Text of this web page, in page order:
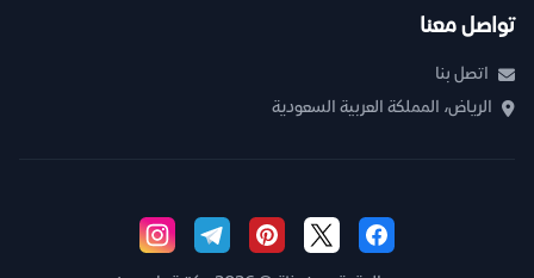
تواصل معنا
اتصل بنا
الرياض، المملكة العربية السعودية